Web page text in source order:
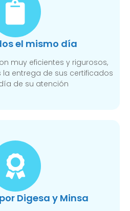
el mismo día
muy eficientes y rigurosos,
entrega de sus certificados
de su atención
Digesa y Minsa